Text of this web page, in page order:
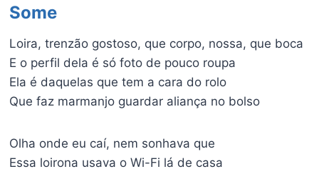
Some
Loira, trenzão gostoso, que corpo, nossa, que boca
E o perfil dela é só foto de pouco roupa
Ela é daquelas que tem a cara do rolo
Que faz marmanjo guardar aliança no bolso
Olha onde eu caí, nem sonhava que
Essa loirona usava o Wi-Fi lá de casa